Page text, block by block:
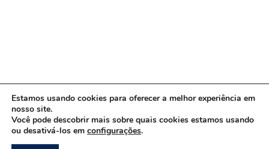
Copyright © 2026 www.ACORDA DF
Estamos usando cookies para oferecer a melhor experiência em
nosso site.
Você pode descobrir mais sobre quais cookies estamos usando
ou desativá-los em configurações.